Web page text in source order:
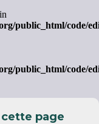
public_html/code/
public_html/code/
cette page